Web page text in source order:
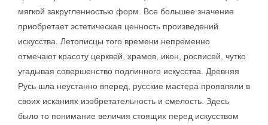
мягкой закругленностью форм. Все большее значение
приобретает эстетическая ценность произведений
искусства. Летописцы того времени непременно
отмечают красоту церквей, храмов, икон, росписей, чутко
угадывая совершенство подлинного искусства. Древняя
Русь шла неустанно вперед, русские мастера проявляли в
своих исканиях изобретательность и смелость. Здесь
было то понимание величия стоящих перед искусством